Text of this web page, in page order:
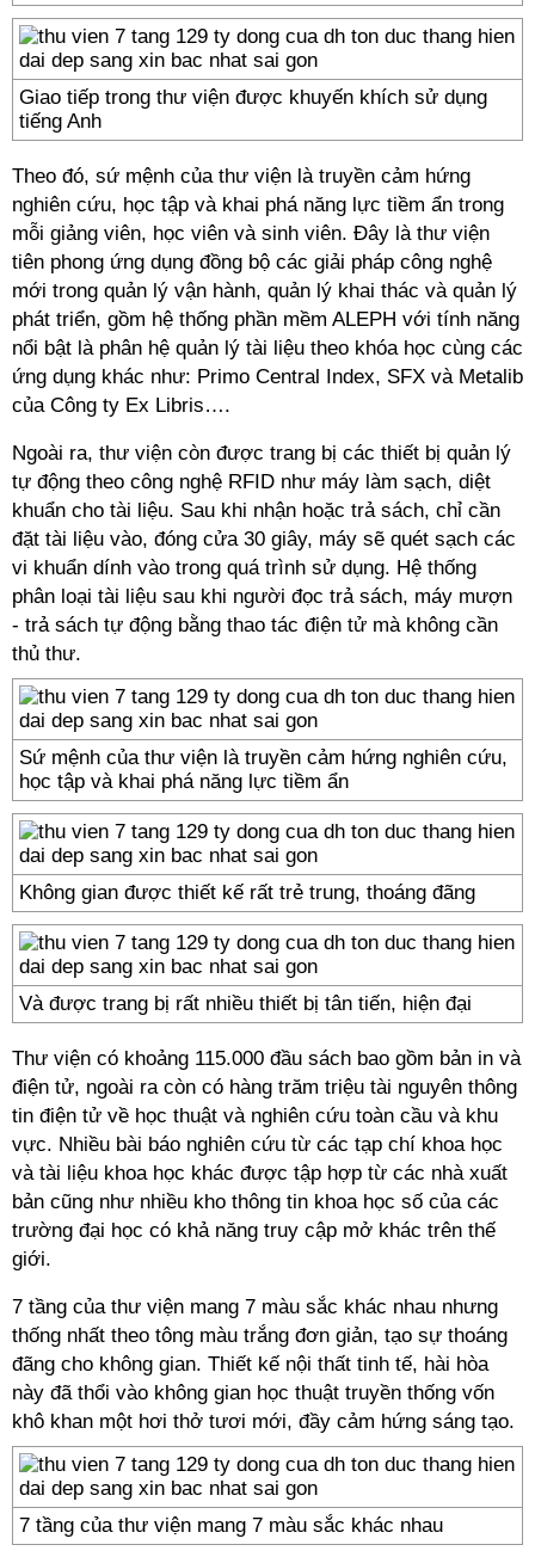
Giao tiếp trong thư viện được khuyến khích sử dụng
tiếng Anh
Theo đó, sứ mệnh của thư viện là truyền cảm hứng
nghiên cứu, học tập và khai phá năng lực tiềm ẩn trong
mỗi giảng viên, học viên và sinh viên. Đây là thư viện
tiên phong ứng dụng đồng bộ các giải pháp công nghệ
mới trong quản lý vận hành, quản lý khai thác và quản lý
phát triển, gồm hệ thống phần mềm ALEPH với tính năng
nổi bật là phân hệ quản lý tài liệu theo khóa học cùng các
ứng dụng khác như: Primo Central Index, SFX và Metalib
của Công ty Ex Libris….
Ngoài ra, thư viện còn được trang bị các thiết bị quản lý
tự động theo công nghệ RFID như máy làm sạch, diệt
khuẩn cho tài liệu. Sau khi nhận hoặc trả sách, chỉ cần
đặt tài liệu vào, đóng cửa 30 giây, máy sẽ quét sạch các
vi khuẩn dính vào trong quá trình sử dụng. Hệ thống
phân loại tài liệu sau khi người đọc trả sách, máy mượn
- trả sách tự động bằng thao tác điện tử mà không cần
thủ thư.
Sứ mệnh của thư viện là truyền cảm hứng nghiên cứu,
học tập và khai phá năng lực tiềm ẩn
Không gian được thiết kế rất trẻ trung, thoáng đãng
Và được trang bị rất nhiều thiết bị tân tiến, hiện đại
Thư viện có khoảng 115.000 đầu sách bao gồm bản in và
điện tử, ngoài ra còn có hàng trăm triệu tài nguyên thông
tin điện tử về học thuật và nghiên cứu toàn cầu và khu
vực. Nhiều bài báo nghiên cứu từ các tạp chí khoa học
và tài liệu khoa học khác được tập hợp từ các nhà xuất
bản cũng như nhiều kho thông tin khoa học số của các
trường đại học có khả năng truy cập mở khác trên thế
giới.
7 tầng của thư viện mang 7 màu sắc khác nhau nhưng
thống nhất theo tông màu trắng đơn giản, tạo sự thoáng
đãng cho không gian. Thiết kế nội thất tinh tế, hài hòa
này đã thổi vào không gian học thuật truyền thống vốn
khô khan một hơi thở tươi mới, đầy cảm hứng sáng tạo.
7 tầng của thư viện mang 7 màu sắc khác nhau